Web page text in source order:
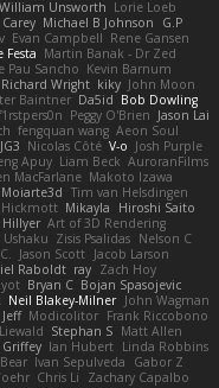
William Unsworth Lorie Loeb
Michael B Johnson
G.P
Evan Campbell Rene Gansen
Festa Martin Banak - Dr Zed
Pau Sancho Kevin Barnum
Richard Wright kiky John Moon
Baintner Da5id Bob Dowling
Peggy O'Brien Jason Lai
fengquan wang Aeon Soul
JG3 Nicolas Côté V-o Josh Purple
Apuy Liam Beck AuroranFilms
MacFarlane Makoto Izawa
Moiarte3d Tim van Helsdingen
Hickmott Mikayla
Hiroshi Saito
Hillyer Art of 3D Rendering
Ushaku Zisis Psalidas Nelson C
Jason Scott Jacob Larson
Raboldt ray Zach Hoy
Bryan C Bojan Spasojevic
Neil Blakey-Milner John Wagman
Jeff Modicolitor Frank Riccobono
Stephan S Matt Allen
Ian Hubert Linda Robbins
Ivan Sepulveda
Gabor Z
Chris Li
Zachary Capalbo